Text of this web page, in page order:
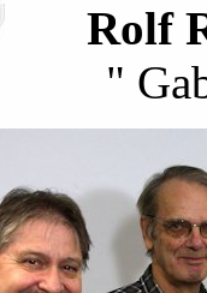
Rolf
"